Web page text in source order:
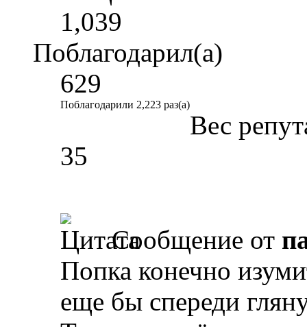
1,039
Поблагодарил(а)
629
Поблагодарили 2,223 раз(а)
Вес
35
Сообщение от
Попка конечно
еще бы спереди